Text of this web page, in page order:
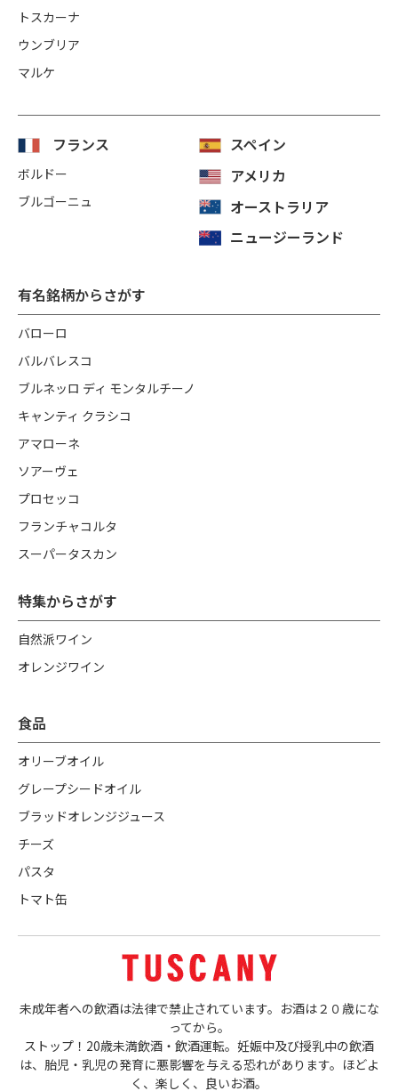
トスカーナ
ウンブリア
マルケ
フランス
ボルドー
ブルゴーニュ
スペイン
アメリカ
オーストラリア
ニュージーランド
有名銘柄からさがす
バローロ
バルバレスコ
ブルネッロ ディ モンタルチーノ
キャンティ クラシコ
アマローネ
ソアーヴェ
プロセッコ
フランチャコルタ
スーパータスカン
特集からさがす
自然派ワイン
オレンジワイン
食品
オリーブオイル
グレープシードオイル
ブラッドオレンジジュース
チーズ
パスタ
トマト缶
未成年者への飲酒は法律で禁止されています。お酒は２０歳にな
ってから。
ストップ！20歳未満飲酒・飲酒運転。妊娠中及び授乳中の飲酒
は、胎児・乳児の発育に悪影響を与える恐れがあります。ほどよ
く、楽しく、良いお酒。